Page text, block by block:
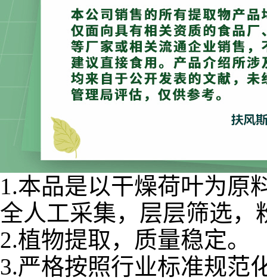
1.本品是以干燥荷叶为原
全人工采集，层层筛选，
2.植物提取，质量稳定。
3.严格按照行业标准规范